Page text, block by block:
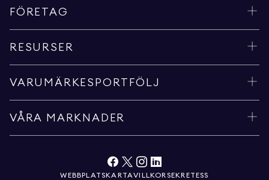
FÖRETAG
RESURSER
VARUMÄRKESPORTFÖLJ
VÅRA MARKNADER
WEBBPLATSKARTAVILLKOR SEKRETESS